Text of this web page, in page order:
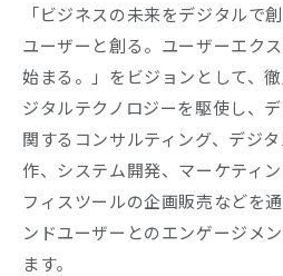
「ビジネスの未来をデジタルで
ユーザーと創る。ユーザーエク
始まる。」をビジョンとして、
ジタルテクノロジーを駆使し、
関するコンサルティング、デジ
作、システム開発、マーケティ
フィスツールの企画販売などを
ンドユーザーとのエンゲージメ
ます。